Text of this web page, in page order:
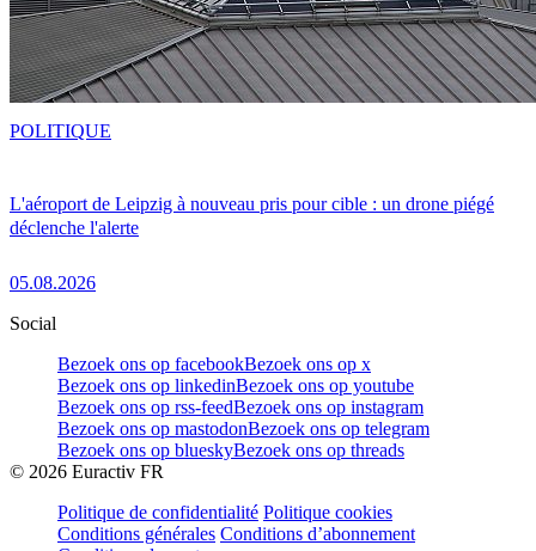
L'aéroport de Leipzig à nouveau pris pour cible : un drone piégé
déclenche l'alerte
05.08.2026
POLITIQUE
Social
Bezoek ons op facebookBezoek ons op x
Bezoek ons op linkedinBezoek ons op youtube
Bezoek ons op rss-feedBezoek ons op instagram
Bezoek ons op mastodonBezoek ons op telegram
Bezoek ons op blueskyBezoek ons op threads
© 2026 Euractiv FR
Politique de confidentialité Politique cookies
Conditions générales Conditions d’abonnement